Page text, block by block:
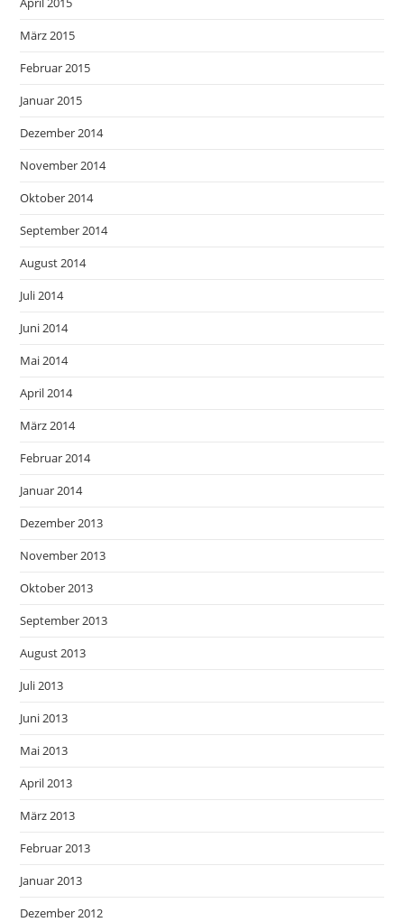
März 2015
Februar 2015
Januar 2015
Dezember 2014
November 2014
Oktober 2014
September 2014
August 2014
Juli 2014
Juni 2014
Mai 2014
April 2014
März 2014
Februar 2014
Januar 2014
Dezember 2013
November 2013
Oktober 2013
September 2013
August 2013
Juli 2013
Juni 2013
Mai 2013
April 2013
März 2013
Februar 2013
Januar 2013
Dezember 2012